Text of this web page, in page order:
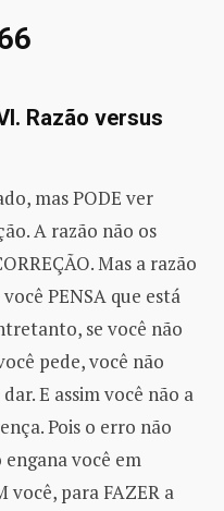
Razão versus
mas PODE ver
A razão não os
Mas a razão
PENSA que está
se você não
pede, você não
E assim você não a
Pois o erro não
você em
você, para FAZER a